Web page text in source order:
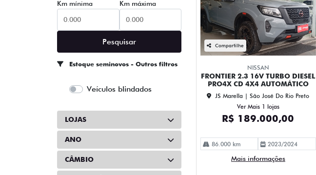
Km mínima Km máxima
Pesquisar
Estoque seminovos - Outros filtros
Veículos blindados
LOJAS
ANO
CÂMBIO
Compartilhe
NISSAN
FRONTIER 2.3 16V TURBO DIESEL
PRO4X CD 4X4 AUTOMÁTICO
JS Marella | São José Do Rio Preto
Ver Mais 1 lojas
R$ 189.000,00
86.000 km 2023/2024
Mais informações